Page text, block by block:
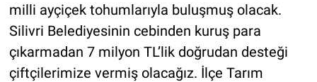
milli ayçiçek tohumlarıyla buluşmuş olacak.
Silivri Belediyesinin cebinden kuruş para
çıkarmadan 7 milyon TL’lik doğrudan desteği
çiftçilerimize vermiş olacağız. İlçe Tarım